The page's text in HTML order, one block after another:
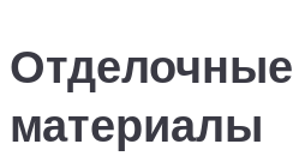
Отделочные
материалы